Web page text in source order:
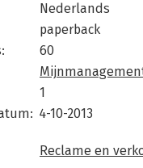
Nederlands
paperback
60
1
4-10-2013
Reclame en